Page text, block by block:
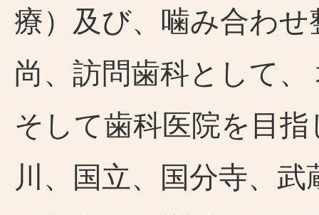
療）及び、噛み合わ
尚、訪問歯科として
そして歯科医院を目
川、国立、国分寺、